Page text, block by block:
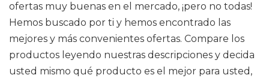
ofertas muy buenas en el mercado, ¡pero no todas!
Hemos buscado por ti y hemos encontrado las
mejores y más convenientes ofertas. Compare los
productos leyendo nuestras descripciones y decida
usted mismo qué producto es el mejor para usted,